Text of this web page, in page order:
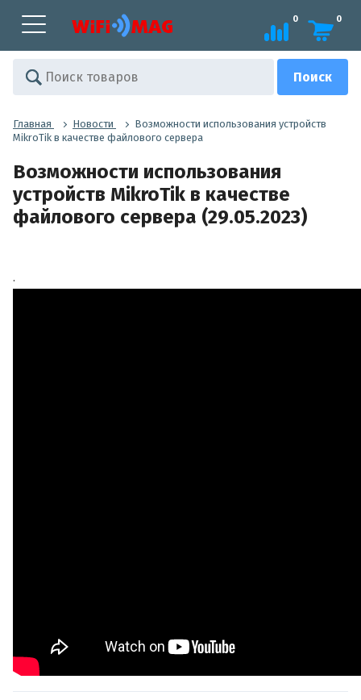
0 0
Главная Новости
Возможности использования устройств
MikroTik в качестве файлового сервера
Возможности использования
устройств MikroTik в качестве
файлового сервера (29.05.2023)
.